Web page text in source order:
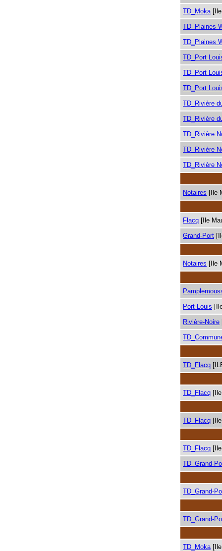
TD_Moka
TD_Plaines
TD_Plaines
TD_Port
TD_Port
TD_Port
TD_Rivière
TD_Rivière
TD_Rivière
TD_Rivière
TD_Rivière
Notaires [Ile
Flacq [Ile
Grand-Port
Notaires [Ile
Port-Louis
Rivière-Noire
TD_Flacq
TD_Flacq
TD_Flacq
TD_Flacq
TD_Grand-
TD_Grand-
TD_Grand-
TD_Moka